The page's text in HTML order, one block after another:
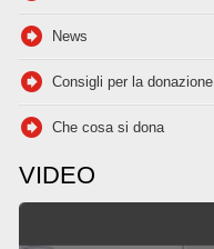
News
Consigli per la donazione
Che cosa si dona
VIDEO